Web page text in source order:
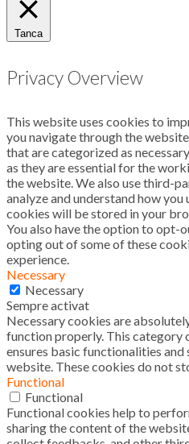
Tanca
Privacy Overview
This website uses cookies to
you navigate through the
that are categorized as
as they are essential for the
the website. We also use third-
analyze and understand how you
cookies will be stored in your
You also have the option to opt-
opting out of some of these
experience.
Necessary
Necessary
Sempre activat
Necessary cookies are
function properly. This category
ensures basic functionalities
website. These cookies do not
Functional
Functional
Functional cookies help to
sharing the content of the